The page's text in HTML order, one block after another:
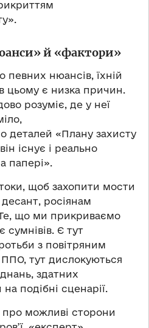
й «фактори»
нюансів, їхній
цьому є низка причин.
розуміє, де у неї
деталей «Плану захисту
існує і реально
папері».
щоб захопити мости
росіянам
що ми прикриваємо
Є тут
з повітряним
тут дислокуються
здатних
подібні сценарії.
можливі сторони